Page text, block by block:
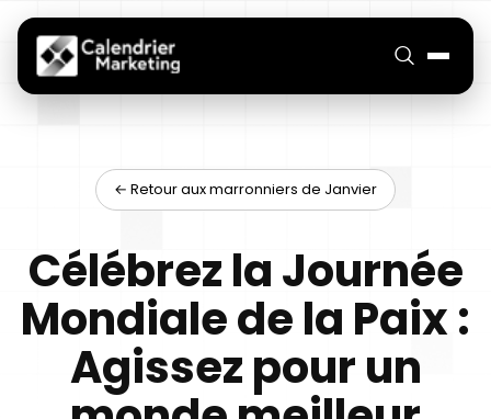
← Retour aux marronniers de Janvier
Célébrez la Journée
Mondiale de la Paix :
Agissez pour un